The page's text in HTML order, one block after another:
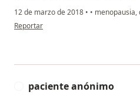
12 de marzo de 2018 • • menopausia,
en opinión del usuario paciente
Reportar
paciente anónimo